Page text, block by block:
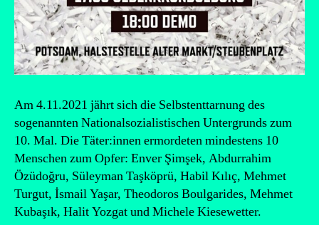
Am 4.11.2021 jährt sich die Selbstenttarnung des
sogenannten Nationalsozialistischen Untergrunds zum
10. Mal. Die Täter:innen ermordeten mindestens 10
Menschen zum Opfer: Enver Şimşek, Abdurrahim
Özüdoğru, Süleyman Taşköprü, Habil Kılıç, Mehmet
Turgut, İsmail Yaşar, Theodoros Boulgarides, Mehmet
Kubaşık, Halit Yozgat und Michele Kiesewetter.